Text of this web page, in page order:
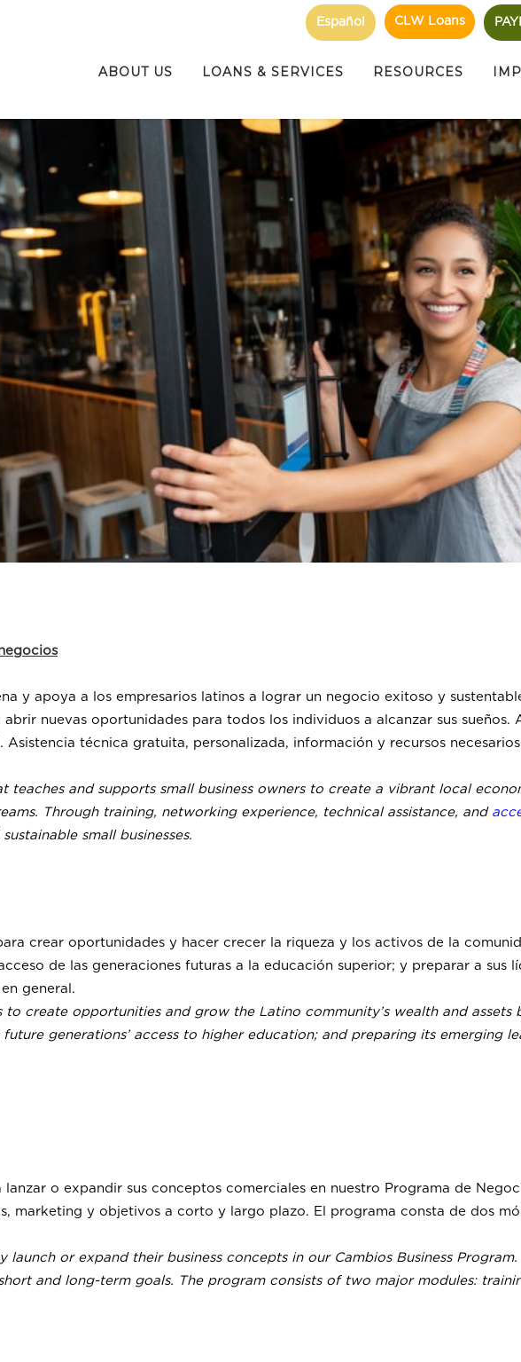
Español CLW Loans
ABOUT US LOANS & SERVICES RESOURCES
y apoya a los empresarios latinos a lograr un negocio exitoso y
nuevas oportunidades para todos los individuos a alcanzar sus sueños.
técnica gratuita, personalizada, información y recursos
teaches and supports small business owners to create a vibrant local
Through training, networking experience, technical assistance, and
small businesses.
crear oportunidades y hacer crecer la riqueza y los activos de la
de las generaciones futuras a la educación superior; y preparar a sus
general.
to create opportunities and grow the Latino community’s wealth and assets
generations’ access to higher education; and preparing its emerging
o expandir sus conceptos comerciales en nuestro Programa de
marketing y objetivos a corto y largo plazo. El programa consta de dos
launch or expand their business concepts in our Cambios Business
and long-term goals. The program consists of two major modules: